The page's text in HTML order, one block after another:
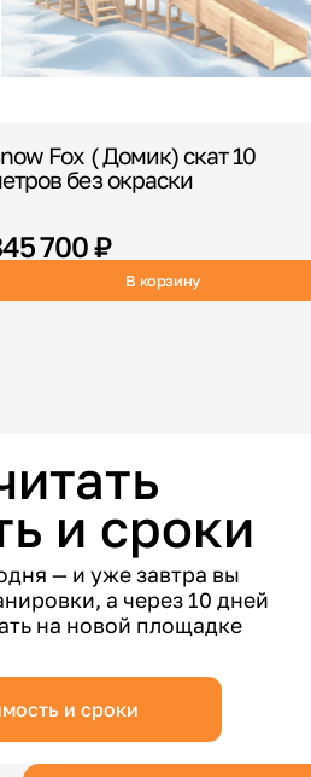
Fox ( Домик) скат 10
без окраски
700 ₽
В корзину
и сроки
— и уже завтра вы
а через 10 дней
на новой площадке
и сроки